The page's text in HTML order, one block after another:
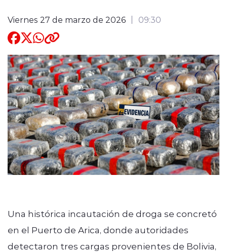
Quienes Somos
modo claro
Viernes 27 de marzo de 2026 09:30
Una histórica incautación de droga se concretó
en el Puerto de Arica, donde autoridades
detectaron tres cargas provenientes de Bolivia,